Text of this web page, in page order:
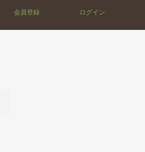
会員登録 ログイン